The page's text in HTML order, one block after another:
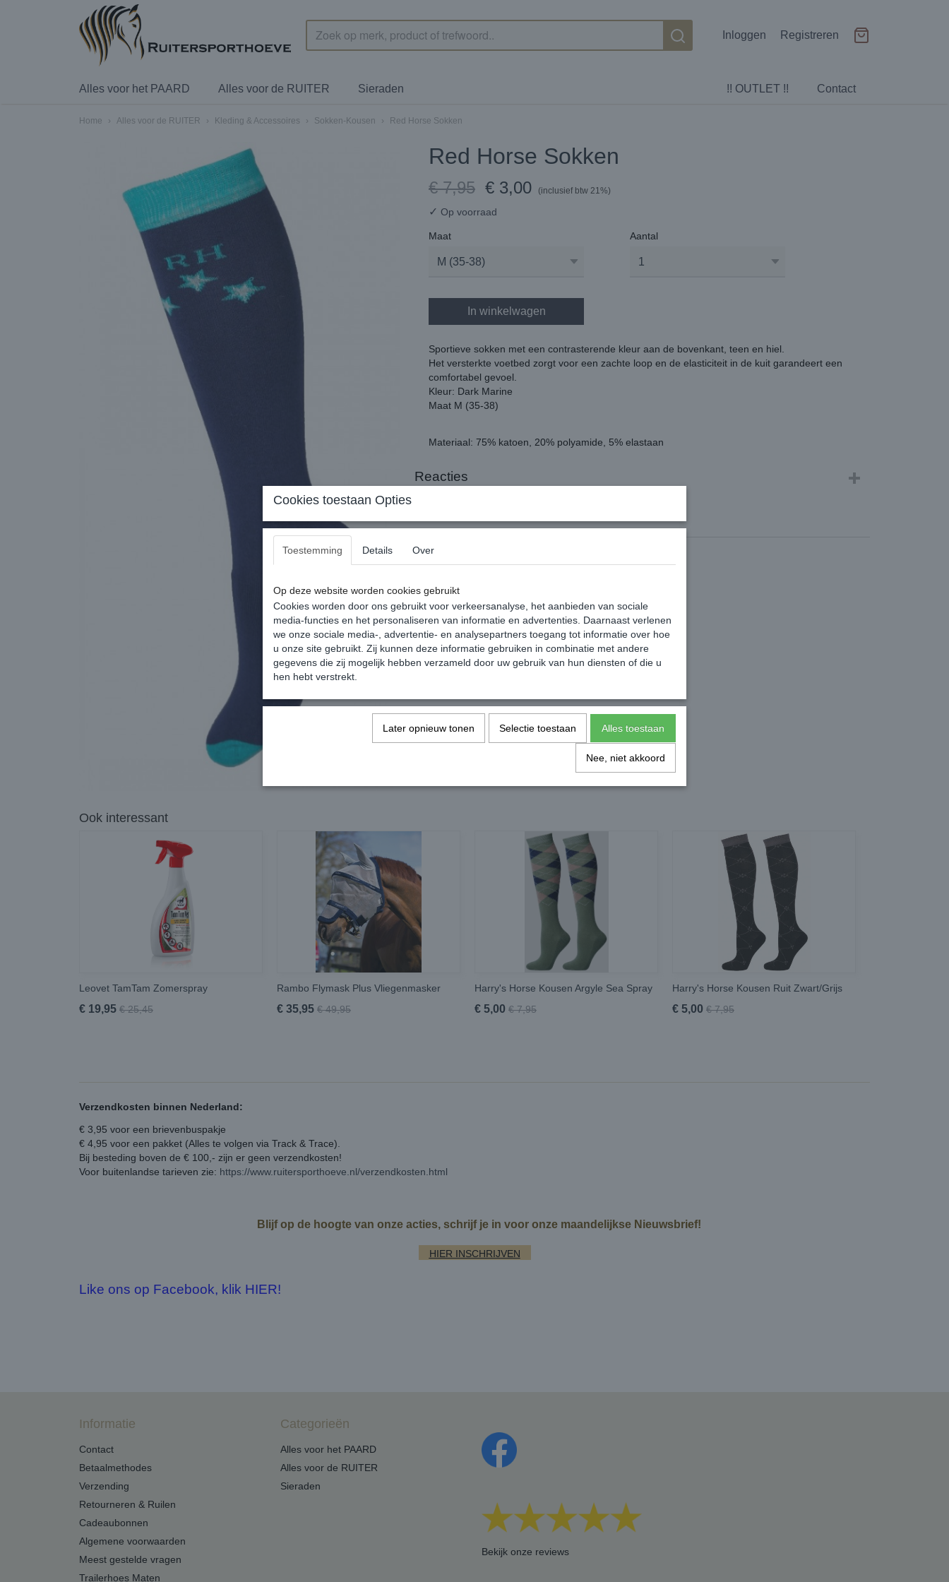
Inloggen Registreren
Contact
!! OUTLET !!
Alles voor het PAARD Alles voor de RUITER Sieraden
Home › Alles voor de RUITER › Kleding & Accessoires › Sokken-Kousen › Red Horse Sokken
Red Horse Sokken
€ 7,95 € 3,00 (inclusief btw 21%)
✓ Op voorraad
Maat Aantal
In winkelwagen
Sportieve sokken met een contrasterende kleur aan de bovenkant, teen en hiel.
Het versterkte voetbed zorgt voor een zachte loop en de elasticiteit in de kuit garandeert een
comfortabel gevoel.
Kleur: Dark Marine
Maat M (35-38)
Materiaal: 75% katoen, 20% polyamide, 5% elastaan
Reacties
Ook interessant
Leovet TamTam Zomerspray
€ 19,95 € 25,45
Rambo Flymask Plus Vliegenmasker
€ 35,95 € 49,95
Harry's Horse Kousen Argyle Sea Spray
€ 5,00 € 7,95
Harry's Horse Kousen Ruit Zwart/Grijs
€ 5,00 € 7,95
Verzendkosten binnen Nederland:
€ 3,95 voor een brievenbuspakje
€ 4,95 voor een pakket (Alles te volgen via Track & Trace).
Bij besteding boven de € 100,- zijn er geen verzendkosten!
Voor buitenlandse tarieven zie: https://www.ruitersporthoeve.nl/verzendkosten.html
Blijf op de hoogte van onze acties, schrijf je in voor onze maandelijkse Nieuwsbrief!
HIER INSCHRIJVEN
Like ons op Facebook, klik HIER!
Informatie
Contact
Betaalmethodes
Verzending
Retourneren & Ruilen
Cadeaubonnen
Algemene voorwaarden
Meest gestelde vragen
Trailerhoes Maten
Categorieën
Alles voor het PAARD
Alles voor de RUITER
Sieraden
Bekijk onze reviews
Cookies toestaan Opties
Toestemming Details Over
Op deze website worden cookies gebruikt
Cookies worden door ons gebruikt voor verkeersanalyse, het aanbieden van sociale
media-functies en het personaliseren van informatie en advertenties. Daarnaast verlenen
we onze sociale media-, advertentie- en analysepartners toegang tot informatie over hoe
u onze site gebruikt. Zij kunnen deze informatie gebruiken in combinatie met andere
gegevens die zij mogelijk hebben verzameld door uw gebruik van hun diensten of die u
hen hebt verstrekt.
Later opnieuw tonen Selectie toestaan Alles toestaan
Nee, niet akkoord